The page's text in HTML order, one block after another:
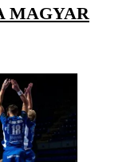
MAGYAR